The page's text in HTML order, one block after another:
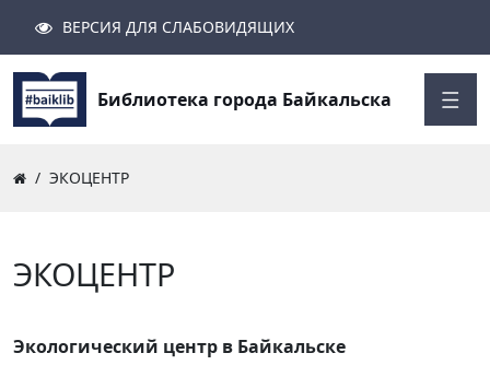
ЭКОЦЕНТР
Экологический центр в Байкальске
Поиск
Найти
ВЕРСИЯ ДЛЯ СЛАБОВИДЯЩИХ
Библиотека города Байкальска
ЭКОЦЕНТР